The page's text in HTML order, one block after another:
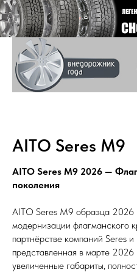
AITO Seres M9
AITO Seres M9 2026 —
поколения
AITO Seres M9 образца 2026
модернизации флагманского
партнёрстве компаний Seres
представленная в марте 2026
увеличенные габариты,